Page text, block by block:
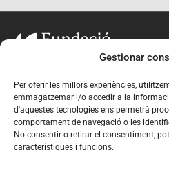
Gestionar
Per oferir les millors experiències,
emmagatzemar i/o accedir a la
d'aquestes tecnologies ens permetrà
comportament de navegació o les
No consentir o retirar el consentiment,
característiques i funcions.
THAU BARCELONA
CIC ESCOLA IDIOMES